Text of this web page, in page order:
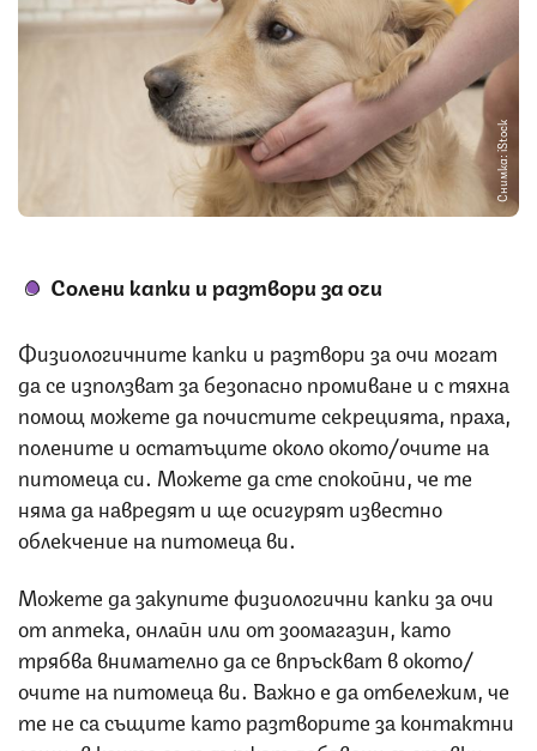
Снимка: iStock
Солени капки и разтвори за очи
Физиологичните капки и разтвори за очи могат
да се използват за безопасно промиване и с тяхна
помощ можете да почистите секрецията, праха,
полените и остатъците около окото/очите на
питомеца си. Можете да сте спокойни, че те
няма да навредят и ще осигурят известно
облекчение на питомеца ви.
Можете да закупите физиологични капки за очи
от аптека, онлайн или от зоомагазин, като
трябва внимателно да се впръскват в окото/
очите на питомеца ви. Важно е да отбележим, че
те не са същите като разтворите за контактни